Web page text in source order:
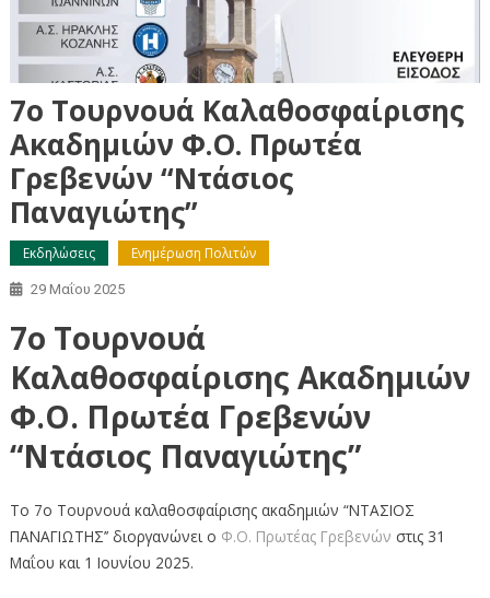
7ο Τουρνουά Καλαθοσφαίρισης
Ακαδημιών Φ.Ο. Πρωτέα
Γρεβενών “Ντάσιος
Παναγιώτης”
Εκδηλώσεις Ενημέρωση Πολιτών
29 Μαΐου 2025
7ο Τουρνουά
Καλαθοσφαίρισης Ακαδημιών
Φ.Ο. Πρωτέα Γρεβενών
“Ντάσιος Παναγιώτης”
Το 7o Τουρνουά καλαθοσφαίρισης ακαδημιών “ΝΤΑΣΙΟΣ
ΠΑΝΑΓΙΩΤΗΣ’’ διοργανώνει ο Φ.Ο. Πρωτέας Γρεβενών στις 31
Μαΐου και 1 Ιουνίου 2025.